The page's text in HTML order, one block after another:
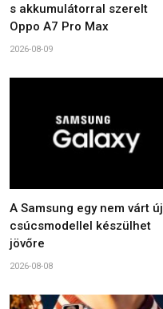
s akkumulátorral szerelt
Oppo A7 Pro Max
2026-08-09
A Samsung egy nem várt új
csúcsmodellel készülhet
jövőre
2026-08-08